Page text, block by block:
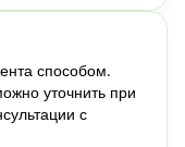
способом.
уточнить при
с